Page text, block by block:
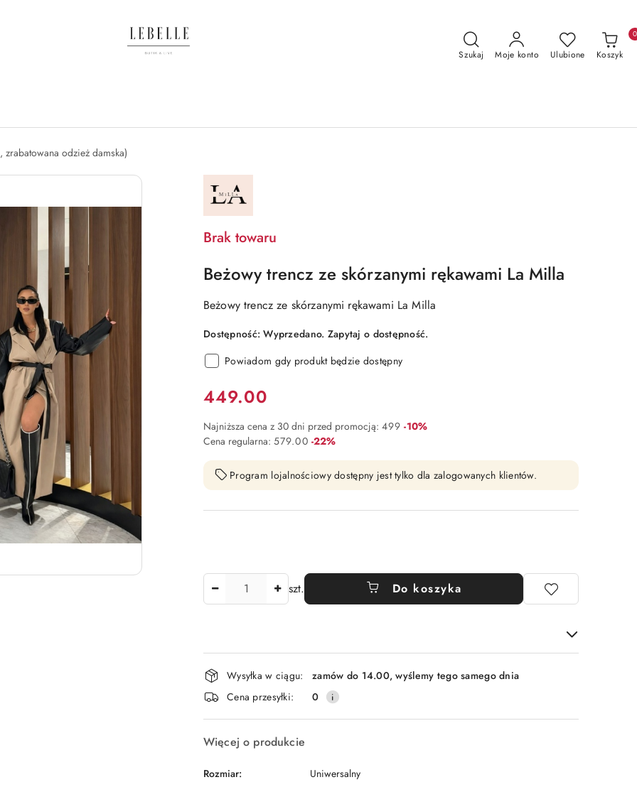
Szukaj Moje konto Ulubione Koszyk
0
odzież damska)
NAZWA
PRODUCENTA:
LA
Brak towaru
Beżowy trencz ze skórzanymi rękawami La Milla
Beżowy trencz ze skórzanymi rękawami La Milla
Dostępność:Wyprzedano. Zapytaj o dostępność.
Powiadom gdy produkt będzie dostępny
Cena:
449.00
Najniższa cena z 30 dni przed promocją: 499 Rabat:
-10%
Cena regularna: 579.00 Rabat:
-22%
Program lojalnościowy dostępny jest tylko dla zalogowanych klientów.
szt. Do koszyka
Dostępność
i
dostawa
Wysyłka w ciągu:
zamów do 14.00, wyślemy tego samego dnia
Cena przesyłki:
0
Więcej o produkcie
Rozmiar: Uniwersalny